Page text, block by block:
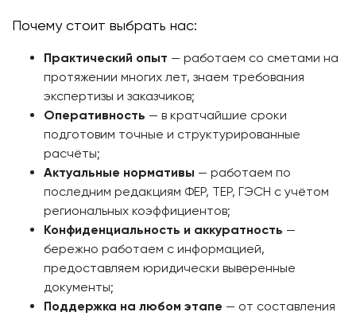
Почему стоит выбрать нас:
Практический опыт — работаем со сметами на
протяжении многих лет, знаем требования
экспертизы и заказчиков;
Оперативность — в кратчайшие сроки
подготовим точные и структурированные
расчёты;
Актуальные нормативы — работаем по
последним редакциям ФЕР, ТЕР, ГЭСН с учётом
региональных коэффициентов;
Конфиденциальность и аккуратность —
бережно работаем с информацией,
предоставляем юридически выверенные
документы;
Поддержка на любом этапе — от составления